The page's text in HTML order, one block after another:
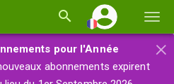
la×
pour l'Année
abonnements expirent